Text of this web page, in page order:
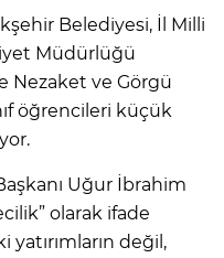
Belediyesi, İl Milli
Müdürlüğü
Nezaket ve Görgü
öğrencileri küçük
Uğur İbrahim
olarak ifade
değil,